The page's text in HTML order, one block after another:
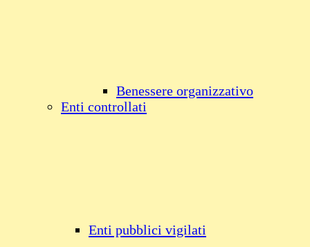
Benessere organizzativo
Enti controllati
Enti pubblici vigilati